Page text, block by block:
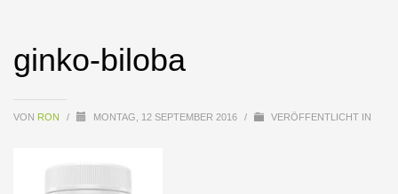
ginko-biloba
VON RON / MONTAG, 12 SEPTEMBER 2016 / VERÖFFENTLICHT IN